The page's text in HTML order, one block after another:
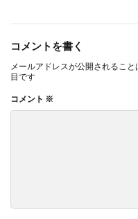
コメントを書く
メールアドレスが公開されること
目です
コメント ※